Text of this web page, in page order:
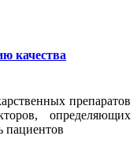
качества
препаратов
определяющих
пациентов